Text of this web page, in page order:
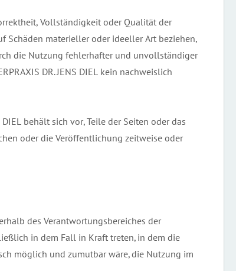
Vollständigkeit oder Qualität der
Schäden materieller oder ideeller Art beziehen,
die Nutzung fehlerhafter und unvollständiger
DR. JENS DIEL kein nachweislich
behält sich vor, Teile der Seiten oder das
oder die Veröffentlichung zeitweise oder
des Verantwortungsbereiches der
in dem Fall in Kraft treten, in dem die
möglich und zumutbar wäre, die Nutzung im